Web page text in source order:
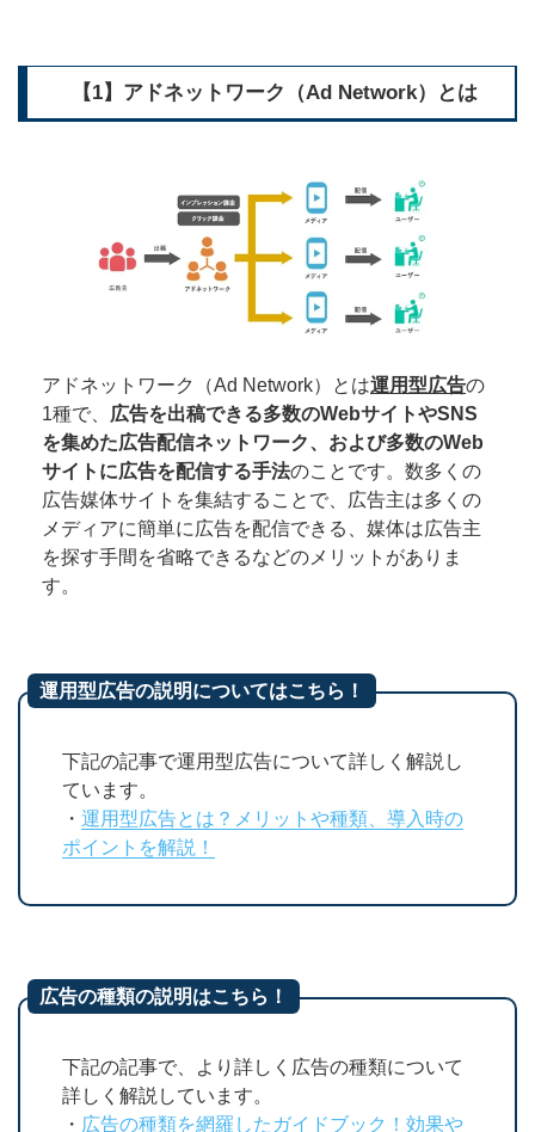
【1】アドネットワーク（Ad Network）とは
アドネットワーク（Ad Network）とは運用型広告の
1種で、 広告を出稿できる多数のWebサイトやSNS
を集めた広告配信ネットワーク、および多数のWeb
サイトに広告を配信する手法のことです。数多くの
広告媒体サイトを集結することで、広告主は多くの
メディアに簡単に広告を配信できる、媒体は広告主
を探す手間を省略できるなどのメリットがありま
す。
運用型広告の説明についてはこちら！
下記の記事で運用型広告について詳しく解説し
ています。
・ 運用型広告とは？メリットや種類、導入時の
ポイントを解説！
広告の種類の説明はこちら！
下記の記事で、より詳しく広告の種類について
詳しく解説しています。
・ 広告の種類を網羅したガイドブック！効果や